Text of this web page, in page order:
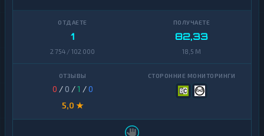
1
2 754 / 102 000
82,33
18,5 M
0 / 0 /1 /0
5,0 ★